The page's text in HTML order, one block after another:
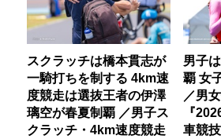
スクラッチは橋本貫志が
一騎打ちを制する 4km速
度競走は選抜王者の伊澤
璃空が春夏制覇 ／男子ス
クラッチ・4km速度競走
男子
覇 女
／男
『
車競技